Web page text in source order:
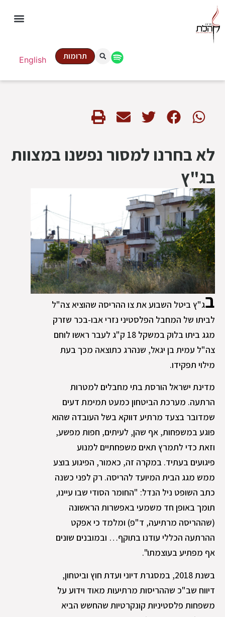
English תרומות
לא בחרנו למסור נפשנו במצוות
בג"ץ
בג"ץ ביטל השבוע את צו ההריסה שהוציא צה"ל
לביתו של המחבל הפלסטיני נזרי אבו-בכר שזרק
מגג ביתו בלוק במשקל 18 ק"ג לעבר ראשו לוחם
צה"ל עמית בן יגאל, שנהרג כתוצאה מכך בעת
מילוי תפקידו.
מדינת ישראל הורסת בתי מחבלים למטרות
הרתעה. מערכת הביטחון כמעט תמימת דעים
שמדובר בצעד מרתיע דווקא בשל העובדה שהוא
פוגע במשפחות, אף שהן, לעיתים, חפות מפשע,
וזאת כדי לתמרץ תאים משפחתיים למנוע
פיגועים בעתיד. במקרה זה, כאמור, הפיגוע בוצע
ממש מגג הבית המיועד להריסה. רק לפני כשנה
כתב השופט ניל הנדל: "החומר הסודי שבו עיינו,
תומך באופן חד משמעי באפשרות הראשונה
(שההריסה מרתיעה, ד"פ) ומלמד כי אפקט
ההרתעה הכללי עודנו בתוקף… ובמובנים שונים
אף מפתיע בעוצמתו".
בשנת 2018, במסגרת דיוני ועדת חוץ וביטחון,
דיווח שב"כ שההריסות מרתיעות מאוד וידוע על
משפחות פלסטיניות קונקרטיות שהחשש הביא